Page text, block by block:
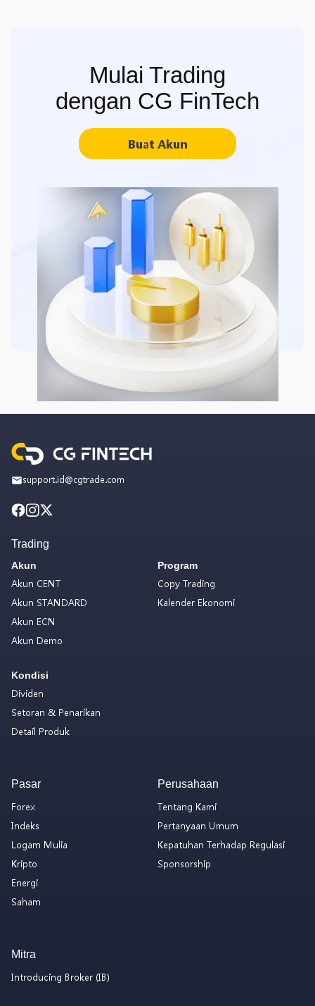
Mulai Trading
dengan CG FinTech
Buat Akun
support.id@cgtrade.com
Trading
Akun
Akun CENT
Akun STANDARD
Akun ECN
Akun Demo
Kondisi
Dividen
Setoran & Penarikan
Detail Produk
Program
Copy Trading
Kalender Ekonomi
Pasar
Forex
Indeks
Logam Mulia
Kripto
Energi
Saham
Perusahaan
Tentang Kami
Pertanyaan Umum
Kepatuhan Terhadap Regulasi
Sponsorship
Mitra
Introducing Broker (IB)